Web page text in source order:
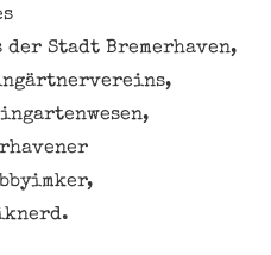
Stadt Bremerhaven,